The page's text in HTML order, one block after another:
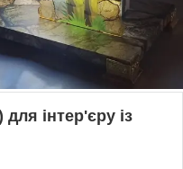
інтер'єру із